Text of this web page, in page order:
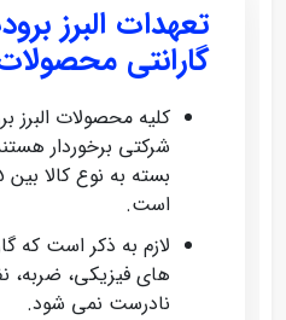
تعهدات البرز
گارانتی
کلیه محصولات البرز
شرکتی برخوردار
است.
لازم به ذکر است که
های فیزیکی، ضربه،
نادرست نمی‌ شود.